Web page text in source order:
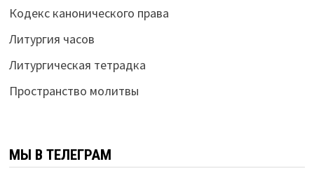
Кодекс канонического права
Литургия часов
Литургическая тетрадка
Пространство молитвы
МЫ В ТЕЛЕГРАМ